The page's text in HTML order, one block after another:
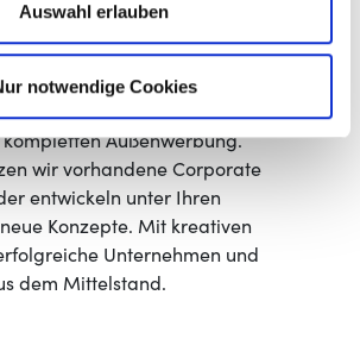
Auswahl erlauben
notwendige Cookies
Websites, Social-Media-
vieles mehr ganz nach Ihren
Von der Visitenkarte über
individuelle Verpackungen
Außenwerbung.
wir vorhandene Corporate
entwickeln unter Ihren
Konzepte. Mit kreativen
Unternehmen und
dem Mittelstand.